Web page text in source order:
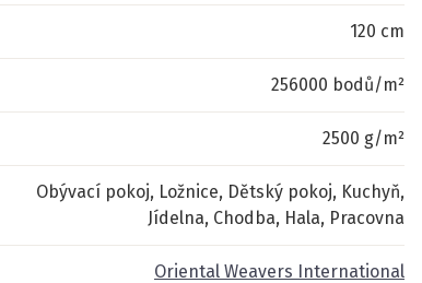
120 cm
256000 bodů/m²
2500 g/m²
Obývací pokoj, Ložnice, Dětský pokoj, Kuchyň,
Jídelna, Chodba, Hala, Pracovna
Oriental Weavers International